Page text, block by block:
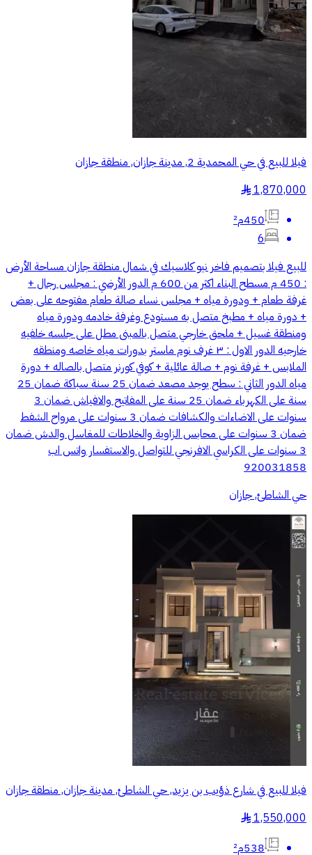
فيلا للبيع في حي المحمدية 2, مدينة جازان, منطقة جازان
1,870,000
§
450م²
6
للبيع فيلا بتصميم فاخر نيو كلاسيك في شمال منطقة جازان مساحة الأرض
: 450 م مسطح البناء اكثر من 600 م الدور الأرضي : مجلس رجال +
غرفة طعام + ودورة مياه + مجلس نساء صالة طعام مفتوحه على بعض
+ دورة مياه + مطبخ متصل به مستودع وغرفة خادمه ودورة مياه
ومنطقة غسيل + ملحق خارجي متصل بالمبنى مطل على جلسه خلفيه
خارجيه الدور الاول : ٣ غرف نوم ماستر بدورات مياه خاصه ومنطقه
الملابس + غرفة نوم + صالة عائلية + كوفي كورنر متصل بالصاله + دورة
مياه الدور الثاني : سطح يوجد مصعد ضمان 25 سنة سباكة ضمان 25
سنة على الكهرباء ضمان 25 سنة على المفاتيح والافياش ضمان 3
سنوات على الاضاءات والكشافات ضمان 3 سنوات على مرواح الشفط
ضمان 3 سنوات على محابس الزاوية والخلاطات للمغاسل والدش ضمان
3 سنوات على الكراسي الافرنجي للتواصل والاستفسار واتس اب
920031858
حي الشاطئ, جازان
فيلا للبيع في شارع ذؤيب بن يزيد, حي الشاطئ, مدينة جازان, منطقة جازان
1,550,000
§
538م²